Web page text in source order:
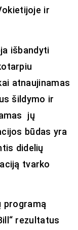
ir
išbandyti
atnaujinamas
šildymo ir
jų
būdas yra
didelių
tvarko
programą
rezultatus